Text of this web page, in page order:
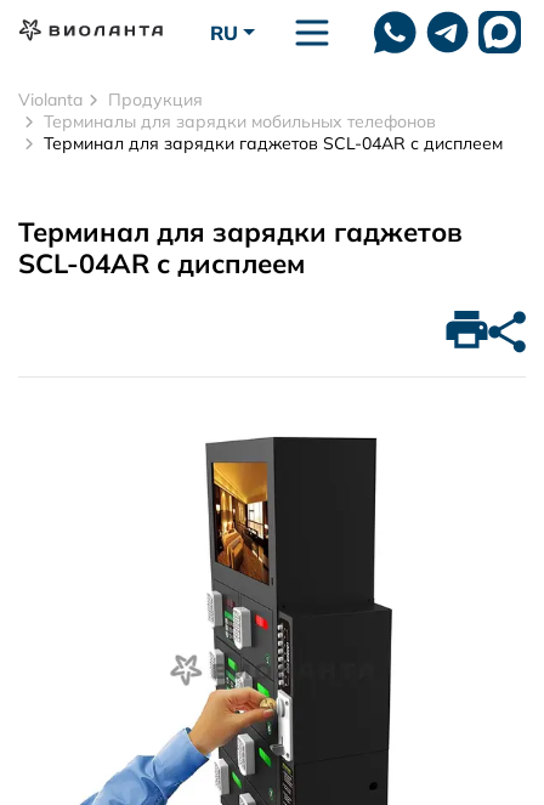
RU
Violanta
Продукция
Терминалы для зарядки мобильных телефонов
Терминал для зарядки гаджетов SCL-04AR с дисплеем
Терминал для зарядки гаджетов
SCL-04AR с дисплеем